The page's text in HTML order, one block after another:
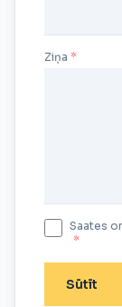
Ziņa
Saates
*
Sūtīt